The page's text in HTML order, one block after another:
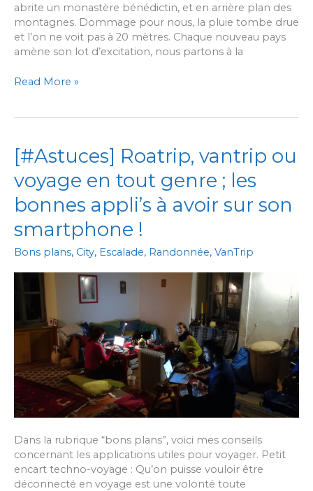
abrite un monastère bénédictin, et en arrière plan des
montagnes. Dommage pour nous, la pluie tombe drue
et l’on ne voit pas à 20 mètres. Chaque nouveau pays
amène son lot d’excitation, nous partons à la
[#10]
littéralement
le
pays
de
la
montagne
Read More »
[#Astuces] Roatrip, vantrip ou
voyage en tout genre ; les
bonnes appli’s à avoir sur son
smartphone !
Bons plans, City, Escalade, Randonnée, VanTrip
Dans la rubrique “bons plans”, voici mes conseils
concernant les applications utiles pour voyager. Petit
encart techno-voyage : Qu’on puisse vouloir être
déconnecté en voyage est une volonté toute